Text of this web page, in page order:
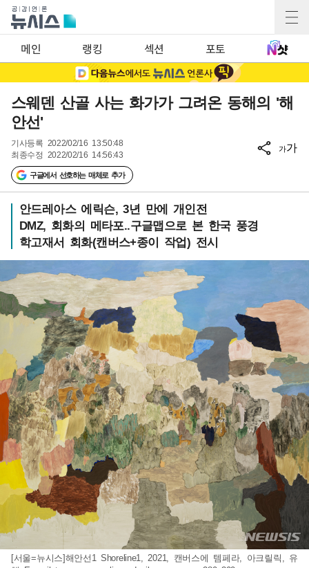
메인 랭킹 섹션 포토
스웨덴 산골 사는 화가가 그려온 동해의 '해
안선'
기사등록 2022/02/16 13:50:48
최종수정 2022/02/16 14:56:43
구글에서 선호하는 매체로 추가
가가
안드레아스 에릭슨, 3년 만에 개인전
DMZ, 회화의 메타포..구글맵으로 본 한국 풍경
학고재서 회화(캔버스+종이 작업) 전시
[서울=뉴시스]해안선1 Shoreline1, 2021, 캔버스에 템페라, 아크릴릭, 유